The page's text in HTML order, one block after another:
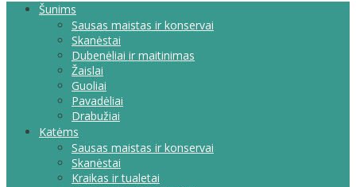
Šunims
Sausas maistas ir konservai
Skanėstai
Dubenėliai ir maitinimas
Žaislai
Guoliai
Pavadėliai
Drabužiai
Katėms
Sausas maistas ir konservai
Skanėstai
Kraikas ir tualetai